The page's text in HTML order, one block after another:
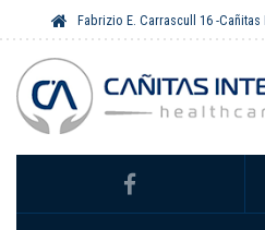
Fabrizio E. Carrascull 16 -